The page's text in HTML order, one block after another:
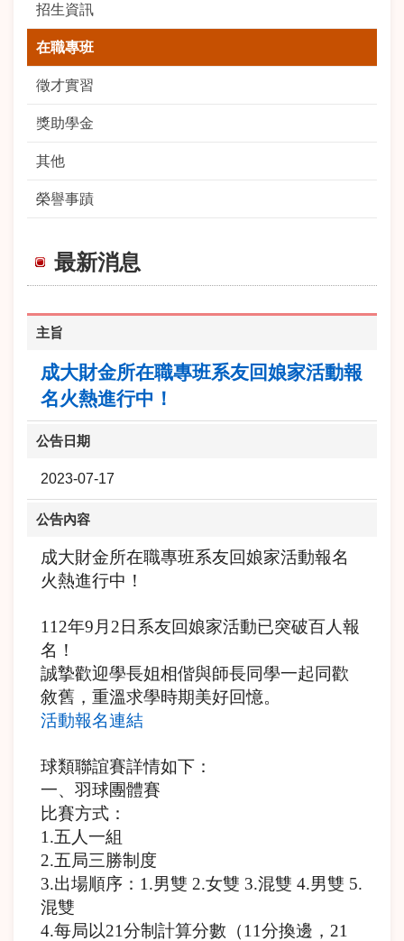
招生資訊
在職專班
徵才實習
獎助學金
其他
榮譽事蹟
最新消息
主旨
成大財金所在職專班系友回娘家活動報
名火熱進行中！
公告日期
2023-07-17
公告內容
成大財金所在職專班系友回娘家活動報名
火熱進行中！
112年9月2日系友回娘家活動已突破百人報
名！
誠摯歡迎學長姐相偕與師長同學一起同歡
敘舊，重溫求學時期美好回憶。
活動報名連結
球類聯誼賽詳情如下：
一、羽球團體賽
比賽方式：
1.五人一組
2.五局三勝制度
3.出場順序：1.男雙 2.女雙 3.混雙 4.男雙 5.
混雙
4.每局以21分制計算分數（11分換邊，21